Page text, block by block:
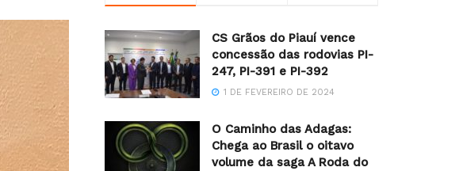
CS Grãos do Piauí vence
concessão das rodovias PI-
247, PI-391 e PI-392
1 DE FEVEREIRO DE 2024
O Caminho das Adagas:
Chega ao Brasil o oitavo
volume da saga A Roda do